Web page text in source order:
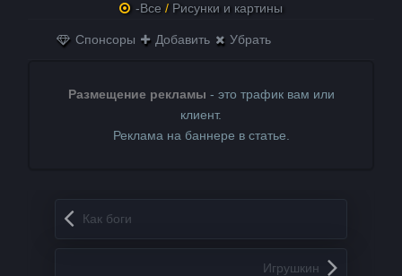
-Все / Рисунки и картины
Спонсоры Добавить Убрать
Размещение рекламы - это трафик вам или
клиент.
Реклама на баннере в статье.
Запись навигация
Как боги
Игрушкин